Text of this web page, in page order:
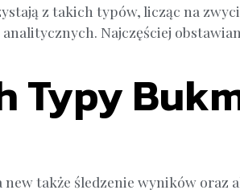
z takich typów, licząc na
Najczęściej
Typy
new także śledzenie wyników